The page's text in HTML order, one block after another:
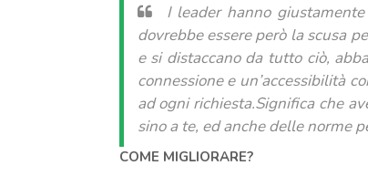
I leader hanno
dovrebbe essere però la scusa
e si distaccano da tutto ciò,
connessione e un’accessibilità
ad ogni richiesta.Significa che
sino a te, ed anche delle norme
COME MIGLIORARE?